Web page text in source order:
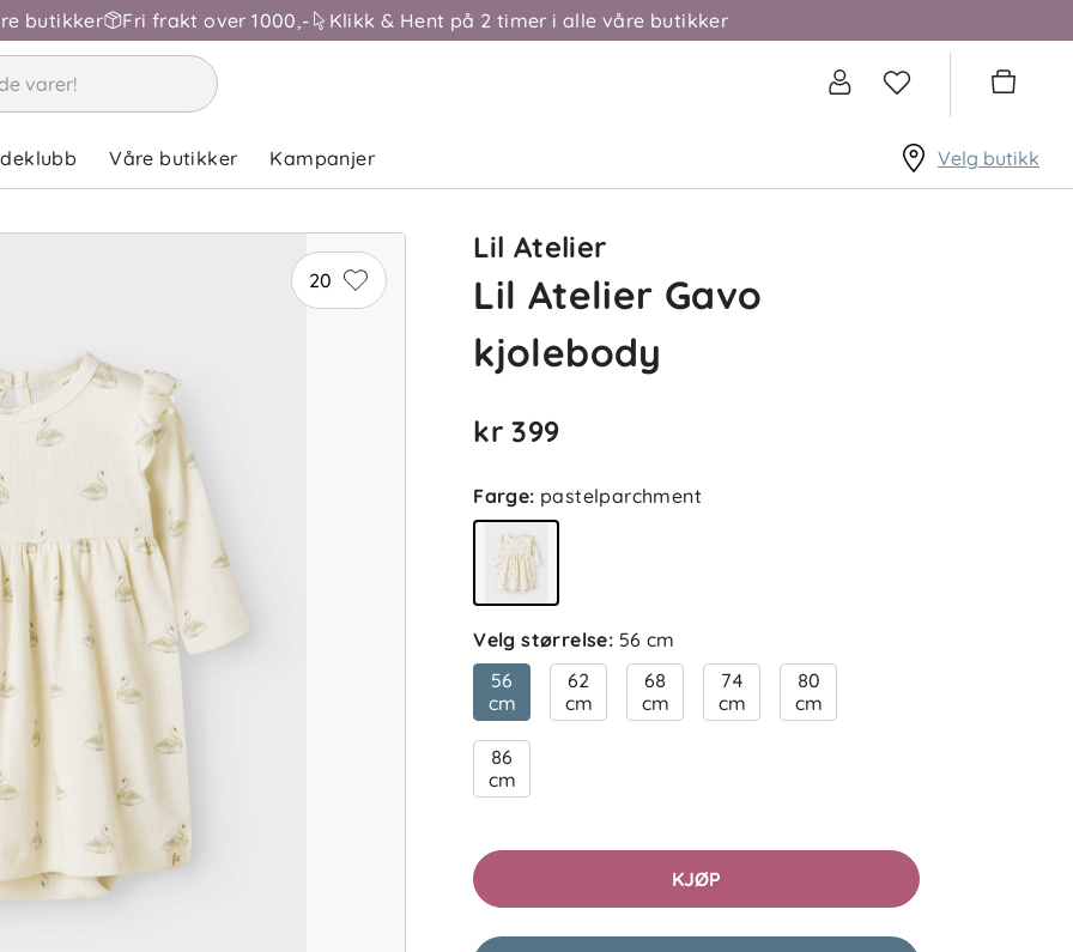
butikker Fri frakt over 1000,- Klikk & Hent på 2 timer i alle våre butikker
Våre butikker Kampanjer Velg butikk
20
Lil Atelier
Lil Atelier Gavo
kjolebody
kr 399
Farge: pastelparchment
Velg størrelse: 56 cm
56
cm
62
cm
68
cm
74
cm
80
cm
86
cm
KJØP